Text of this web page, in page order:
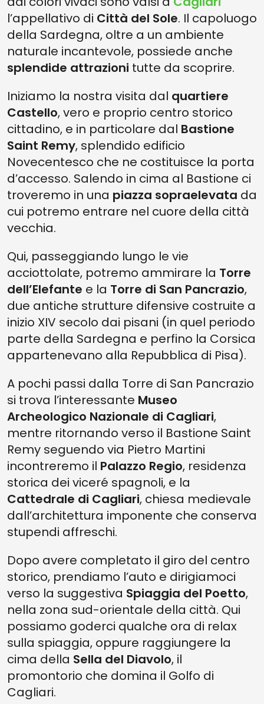
l’appellativo di Città del Sole. Il capoluogo
della Sardegna, oltre a un ambiente
naturale incantevole, possiede anche
splendide attrazioni tutte da scoprire.
Iniziamo la nostra visita dal quartiere
Castello, vero e proprio centro storico
cittadino, e in particolare dal Bastione
Saint Remy, splendido edificio
Novecentesco che ne costituisce la porta
d’accesso. Salendo in cima al Bastione ci
troveremo in una piazza sopraelevata da
cui potremo entrare nel cuore della città
vecchia.
Qui, passeggiando lungo le vie
acciottolate, potremo ammirare la Torre
dell’Elefante e la Torre di San Pancrazio,
due antiche strutture difensive costruite a
inizio XIV secolo dai pisani (in quel periodo
parte della Sardegna e perfino la Corsica
appartenevano alla Repubblica di Pisa).
A pochi passi dalla Torre di San Pancrazio
si trova l’interessante Museo
Archeologico Nazionale di Cagliari,
mentre ritornando verso il Bastione Saint
Remy seguendo via Pietro Martini
incontreremo il Palazzo Regio, residenza
storica dei viceré spagnoli, e la
Cattedrale di Cagliari, chiesa medievale
dall’architettura imponente che conserva
stupendi affreschi.
Dopo avere completato il giro del centro
storico, prendiamo l’auto e dirigiamoci
verso la suggestiva Spiaggia del Poetto,
nella zona sud-orientale della città. Qui
possiamo goderci qualche ora di relax
sulla spiaggia, oppure raggiungere la
cima della Sella del Diavolo, il
promontorio che domina il Golfo di
Cagliari.